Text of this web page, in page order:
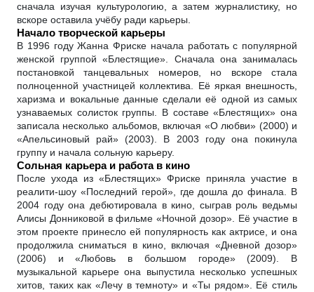
сначала изучая культурологию, а затем журналистику, но
вскоре оставила учёбу ради карьеры.
Начало творческой карьеры
В 1996 году Жанна Фриске начала работать с популярной
женской группой «Блестящие». Сначала она занималась
постановкой танцевальных номеров, но вскоре стала
полноценной участницей коллектива. Её яркая внешность,
харизма и вокальные данные сделали её одной из самых
узнаваемых солисток группы. В составе «Блестящих» она
записала несколько альбомов, включая «О любви» (2000) и
«Апельсиновый рай» (2003). В 2003 году она покинула
группу и начала сольную карьеру.
Сольная карьера и работа в кино
После ухода из «Блестящих» Фриске приняла участие в
реалити-шоу «Последний герой», где дошла до финала. В
2004 году она дебютировала в кино, сыграв роль ведьмы
Алисы Донниковой в фильме «Ночной дозор». Её участие в
этом проекте принесло ей популярность как актрисе, и она
продолжила сниматься в кино, включая «Дневной дозор»
(2006) и «Любовь в большом городе» (2009). В
музыкальной карьере она выпустила несколько успешных
хитов, таких как «Лечу в темноту» и «Ты рядом». Её стиль